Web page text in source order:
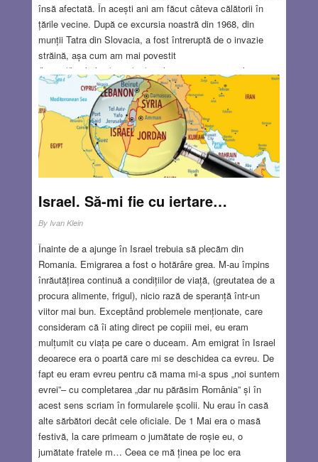
însă afectată. În acești ani am făcut câteva călătorii în
țările vecine. După ce excursia noastră din 1968, din
munții Tatra din Slovacia, a fost întreruptă de o invazie
străină, așa cum am mai povestit
(https://baabel.ro/2017/10/incolo-si-inapoi-aventurile-
noastre-din-cehoslovacia-august-1968/), tatăl meu a depus
cerere pentru o călătorie în Iugoslavia în vara următoare.
În primăvara anului 1969, tata a fost somat să se prezinte
la miliție și spre surprinderea lui a fost informat că
autoritățile au binevoit să aprobe ambele cereri: nu numai
vacanța la marea Adriatică ci și emigrarea în Australia.
Read more…
Israel. Să-mi fie cu iertare…
By Ivan Klein
Înainte de a ajunge în Israel trebuia să plecăm din
Romania. Emigrarea a fost o hotărâre grea. M-au împins
înrăutățirea continuă a condițiilor de viață, (greutatea de a
procura alimente, frigul), nicio rază de speranță într-un
viitor mai bun. Exceptând problemele menționate, care
consideram că îi ating direct pe copiii mei, eu eram
mulțumit cu viața pe care o duceam. Am emigrat în Israel
deoarece era o poartă care mi se deschidea ca evreu. De
fapt eu eram evreu pentru că mama mi-a spus „noi suntem
evrei”– cu completarea „dar nu părăsim România” și în
acest sens scriam în formularele școlii. Nu erau în casă
alte sărbători decât cele oficiale. De 1 Mai era o masă
festivă, la care primeam o jumătate de roșie eu, o
jumătate fratele m… Ceea ce mă ținea pe loc era